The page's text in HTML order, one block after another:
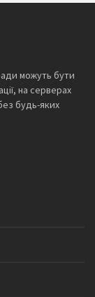
можуть бути
на серверах
будь-яких